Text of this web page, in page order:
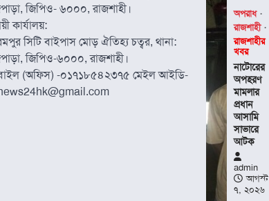
জিপিও- ৬০০০, রাজশাহী।
কার্যালয়:
সিটি বাইপাস মোড় ঐতিহ্য চত্বর, থানা:
জিপিও-৬০০০, রাজশাহী।
(অফিস) -০১৭১৮৫৪২৩৭৫ মেইল আইডি-
অপরাধ
রাজশাহী
রাজশাহীর
খবর
নাটোরের
অপহরণ
মামলার
প্রধান
আসামি
সাভারে
আটক
admin
আগস্ট
৭, ২০২৬